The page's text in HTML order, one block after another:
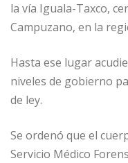
la vía Iguala-Taxco,
Campuzano, en la
Hasta ese lugar
niveles de gobierno
de ley.
Se ordenó que el
Servicio Médico